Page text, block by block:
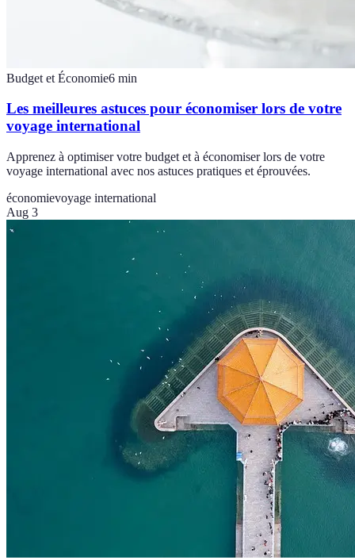
Budget et Économie6 min
Les meilleures astuces pour économiser lors de votre
voyage international
Apprenez à optimiser votre budget et à économiser lors de votre
voyage international avec nos astuces pratiques et éprouvées.
économievoyage international
Aug 3